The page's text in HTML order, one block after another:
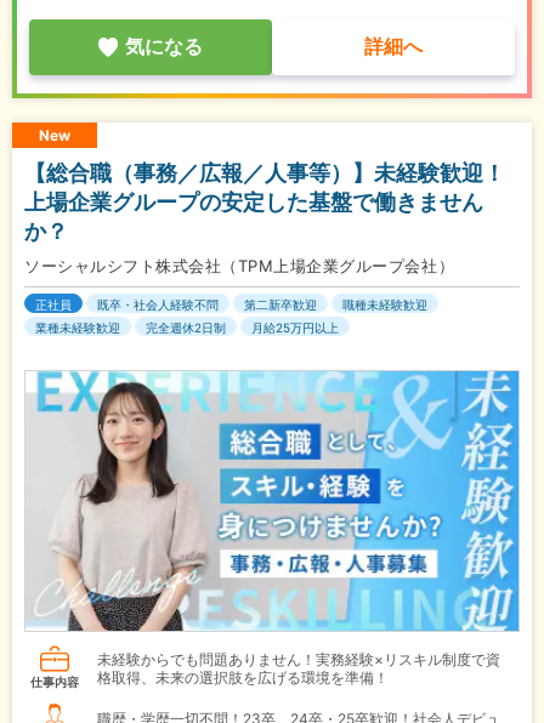
気になる 詳細へ
New
【総合職（事務／広報／人事等）】未経験歓迎！
上場企業グループの安定した基盤で働きません
か？
ソーシャルシフト株式会社（TPM上場企業グループ会社）
正社員 既卒・社会人経験不問 第二新卒歓迎
職種未経験歓迎
業種未経験歓迎
完全週休2日制 月給25万円以上
仕事内容
未経験からでも問題ありません！実務経験×リスキル制度で資
格取得、未来の選択肢を広げる環境を準備！
職歴・学歴一切不問！23卒、24卒・25卒歓迎！社会人デビュ